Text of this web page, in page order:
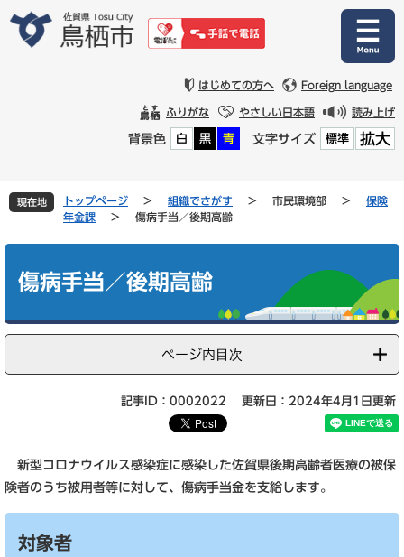
文
はじめての方へ Foreign language
ふりがな やさしい日本語 読み上げ
背景色 白 黒 青 文字サイズ 標準 拡大
現在地 トップページ > 組織でさがす > 市民環境部 >
保険
年金課
> 傷病手当／後期高齢
傷病手当／後期高齢
ページ内目次
記事ID：0002022 更新日：2024年4月1日更新
新型コロナウイルス感染症に感染した佐賀県後期高齢者医療の被保
険者のうち被用者等に対して、傷病手当金を支給します。
対象者